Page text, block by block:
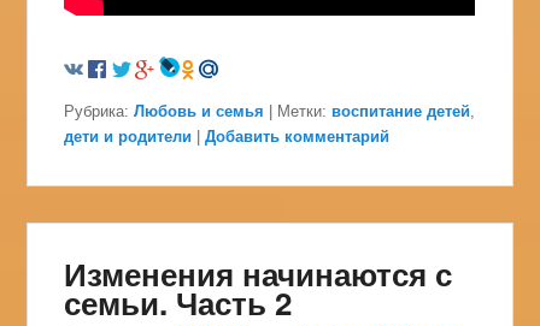
Рубрика: Любовь и семья | Метки: воспитание детей
дети и родители |Добавить комментарий
Изменения начинаются с
семьи. Часть 2